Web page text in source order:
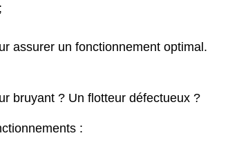
assurer un fonctionnement optimal.
bruyant ? Un flotteur défectueux ?
: